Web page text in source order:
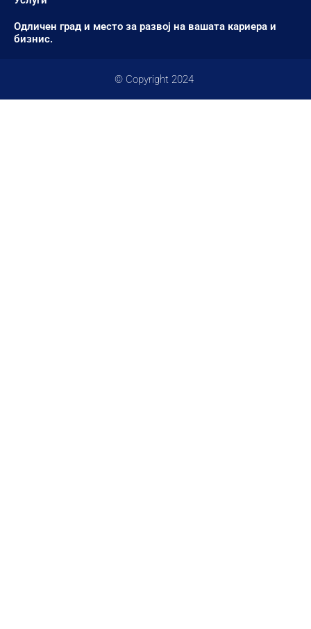
Одличен град и место за развој на вашата кариера и
бизнис.
© Copyright 2024